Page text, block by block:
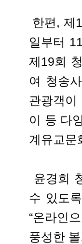
한편, 제
일부터
제19회
여 청송
관광객
이 등 다
계유교문
윤경희
수 있도
“온라인
풍성한